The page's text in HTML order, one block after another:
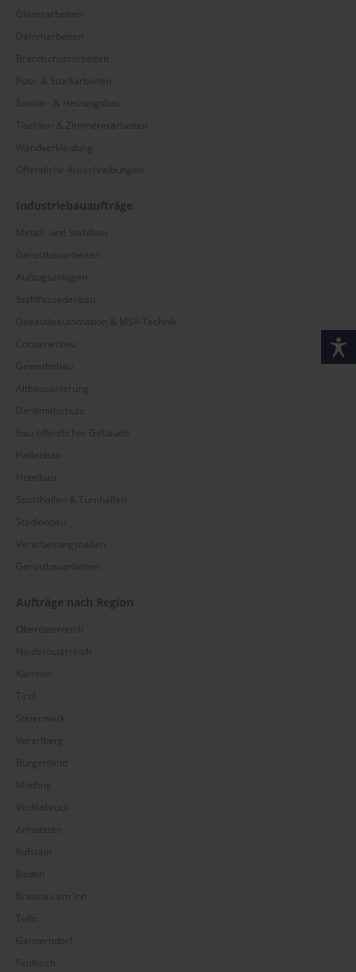
Glaserarbeiten
Dämmarbeiten
Brandschutzarbeiten
Putz- & Stuckarbeiten
Sanitär- & Heizungsbau
Tischler- & Zimmererarbeiten
Wandverkleidung
Öffentliche Ausschreibungen
Industriebauaufträge
Metall- und Stahlbau
Gerüstbauarbeiten
Aufzugsanlagen
Stahlfassadenbau
Gebäudeautomation & MSR-Technik
Containerbau
Gewerbebau
Altbausanierung
Denkmalschutz
Bau öffentlicher Gebäude
Hallenbau
Hotelbau
Sporthallen & Turnhallen
Stadionbau
Verarbeitungshallen
Gerüstbauarbeiten
Aufträge nach Region
Oberösterreich
Niederösterreich
Kärnten
Tirol
Steiermark
Vorarlberg
Burgenland
Mödling
Vöcklabruck
Amstetten
Kufstein
Baden
Braunau am Inn
Tulln
Gänserndorf
Feldkirch